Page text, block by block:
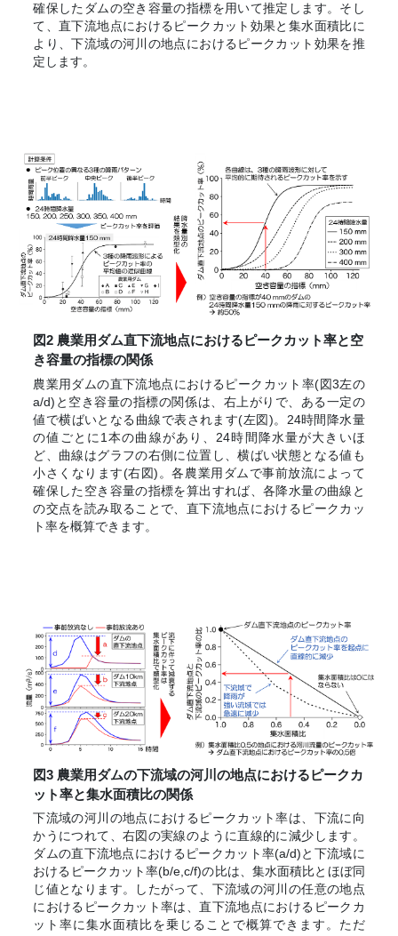
確保したダムの空き容量の指標を用いて推定します。そし
て、直下流地点におけるピークカット効果と集水面積比に
より、下流域の河川の地点におけるピークカット効果を推
定します。
図2 農業用ダム直下流地点におけるピークカット率と空
き容量の指標の関係
農業用ダムの直下流地点におけるピークカット率(図3左の
a/d)と空き容量の指標の関係は、右上がりで、ある一定の
値で横ばいとなる曲線で表されます(左図)。24時間降水量
の値ごとに1本の曲線があり、24時間降水量が大きいほ
ど、曲線はグラフの右側に位置し、横ばい状態となる値も
小さくなります(右図)。各農業用ダムで事前放流によって
確保した空き容量の指標を算出すれば、各降水量の曲線と
の交点を読み取ることで、直下流地点におけるピークカッ
ト率を概算できます。
図3 農業用ダムの下流域の河川の地点におけるピークカ
ット率と集水面積比の関係
下流域の河川の地点におけるピークカット率は、下流に向
かうにつれて、右図の実線のように直線的に減少します。
ダムの直下流地点におけるピークカット率(a/d)と下流域に
おけるピークカット率(b/e,c/f)の比は、集水面積比とほぼ同
じ値となります。したがって、下流域の河川の任意の地点
におけるピークカット率は、直下流地点におけるピークカ
ット率に集水面積比を乗じることで概算できます。ただ